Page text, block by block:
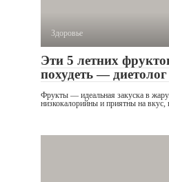
Здоровье
Эти 5 летних
похудеть —
Фрукты — идеальная закуска в
низкокалорийны и приятны на вкус,